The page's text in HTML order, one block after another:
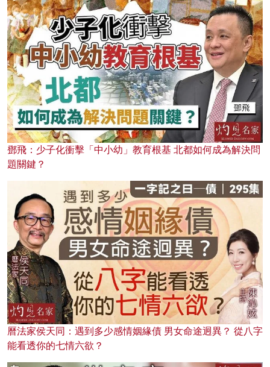
鄧飛：少子化衝擊「中小幼」教育根基 北都如何成為解決問
題關鍵？
曆法家侯天同：遇到多少感情姻緣債 男女命途迥異？ 從八字
能看透你的七情六欲？